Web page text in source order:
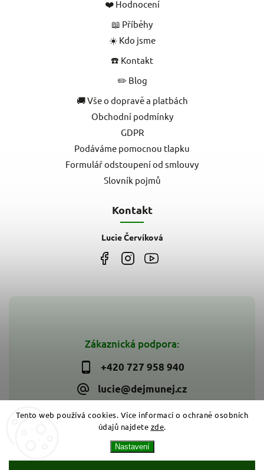
Tento web používá cookies. Více informací o ochraně osobních
údajů najdete zde.
Nastavení
Zákaznická podpora:
+420 727 958 940
lucie@dejmunej.cz
❤️ Hodnocení
📖 Příběhy
☀️ Kdo jsme
☎️ Kontakt
✏️ Blog
🚚 Vše o dopravě a platbách
Obchodní podmínky
GDPR
Podáváme pomocnou tlapku
Formulář odstoupení od smlouvy
Slovník pojmů
Kontakt
Lucie Červíková
Dejmunej.cz. Všechna práva vyhrazena.
Upravit nastavení cookies